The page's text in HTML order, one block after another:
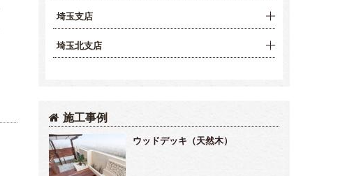
埼玉支店
埼玉北支店
施工事例
ウッドデッキ（天然木）